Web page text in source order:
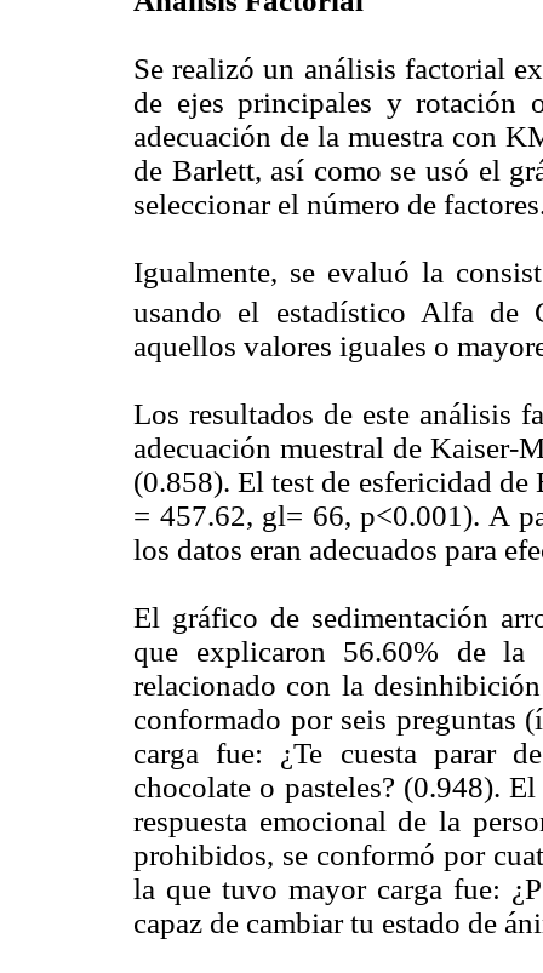
Se realizó un análisis factorial
de ejes principales y rotación
adecuación de la muestra con
de Barlett, así como se usó el
seleccionar el número de
Igualmente, se evaluó la
usando el estadístico Alfa de
aquellos valores iguales o
Los resultados de este análisis
adecuación muestral de Kaiser-
(0.858). El test de esfericidad
= 457.62, gl= 66, p<0.001). A
los datos eran adecuados para
El gráfico de sedimentación
que explicaron 56.60% de
relacionado con la
conformado por seis preguntas
carga fue: ¿Te cuesta parar
chocolate o pasteles? (0.948).
respuesta emocional de la
prohibidos, se conformó por
la que tuvo mayor carga fue:
capaz de cambiar tu estado de